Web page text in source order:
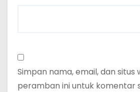
Simpan nama, email, dan situs
peramban ini untuk komentar